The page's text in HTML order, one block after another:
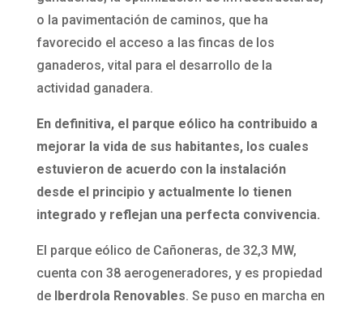
o la pavimentación de caminos, que ha
favorecido el acceso a las fincas de los
ganaderos, vital para el desarrollo de la
actividad ganadera.
En definitiva, el parque eólico ha contribuido a
mejorar la vida de sus habitantes, los cuales
estuvieron de acuerdo con la instalación
desde el principio y actualmente lo tienen
integrado y reflejan una perfecta convivencia.
El parque eólico de Cañoneras, de 32,3 MW,
cuenta con 38 aerogeneradores, y es propiedad
de Iberdrola Renovables. Se puso en marcha en